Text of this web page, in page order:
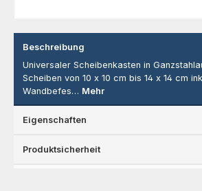
Beschreibung
Universaler Scheibenkasten in
Scheiben von 10 x 10 cm bis 14 x 14 cm
Wandbefes… Mehr
Eigenschaften
Produktsicherheit